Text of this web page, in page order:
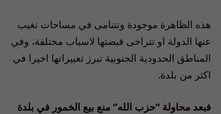
هذه الظاهرة موجودة وتتنامى في مساحات تغيب
عنها الدولة او تتراخى قبضتها لاسباب مختلفة، وفي
المناطق الحدودية الجنوبية تبرز تعبيراتها اخيرا في
اكثر من بلدة.
فبعد محاولة “حزب الله” منع بيع الخمور في بلدة